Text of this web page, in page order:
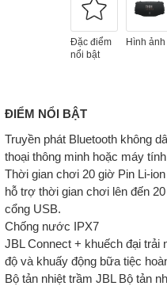
Đặc điểm
nổi bật
Hình ảnh
ĐIỂM NỔI BẬT
Truyền phát Bluetooth không
thoại thông minh hoặc máy
Thời gian chơi 20 giờ Pin Li-
hỗ trợ thời gian chơi lên đến
cổng USB.
Chống nước IPX7
JBL Connect + khuếch đại trải
độ và khuấy động bữa tiệc
Bộ tản nhiệt trầm JBL Bộ tản